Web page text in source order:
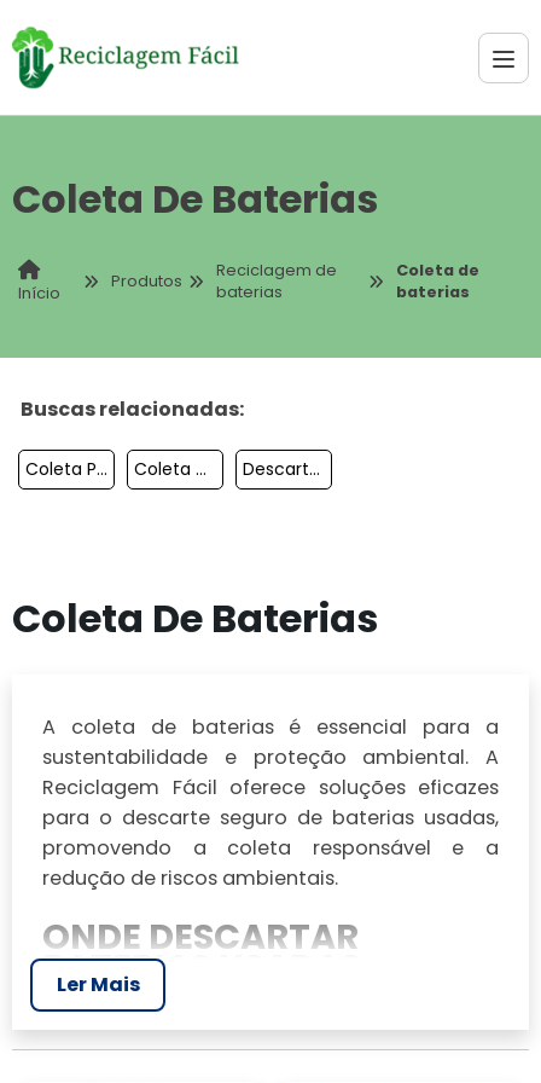
Coleta De Baterias
Início
Produtos
Reciclagem de
baterias
Coleta de
baterias
Buscas relacionadas:
Coleta Pilhas E Baterias Coleta De Baterias Descarte De Baterias E Pilhas
Coleta De Baterias
A coleta de baterias é essencial para a
sustentabilidade e proteção ambiental. A
Reciclagem Fácil oferece soluções eficazes
para o descarte seguro de baterias usadas,
promovendo a coleta responsável e a
redução de riscos ambientais.
ONDE DESCARTAR
BATERIAS USADAS
Existem diversospontos de entrega
voluntáriaonde você pode descartar suas
Ler Mais